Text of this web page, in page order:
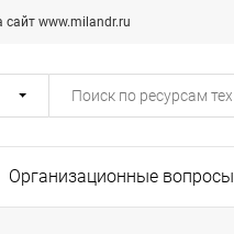
сайт www.milandr.ru
Организационные вопросы